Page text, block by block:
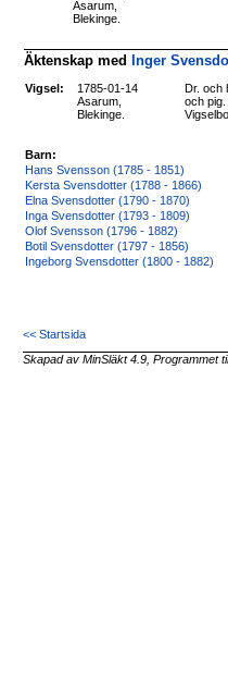
Asarum,
Blekinge.
Äktenskap med Inger
Vigsel:
1785-01-14
Asarum,
Blekinge.
Dr. och
och
Barn:
Hans Svensson (1785 - 1851)
Kersta Svensdotter (1788 - 1866)
Elna Svensdotter (1790 - 1870)
Inga Svensdotter (1793 - 1809)
Olof Svensson (1796 - 1882)
Botil Svensdotter (1797 - 1856)
Ingeborg Svensdotter (1800 - 1882)
<< Startsida
Skapad av MinSläkt 4.9, Programmet